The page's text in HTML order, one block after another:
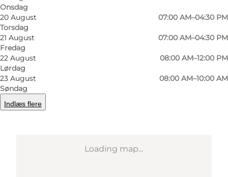
Onsdag
20 August
Torsdag
07:00 AM–04:30 PM
21 August
Fredag
07:00 AM–04:30 PM
22 August
Lørdag
08:00 AM–12:00 PM
23 August
Søndag
08:00 AM–10:00 AM
Indlæs flere
Loading map...